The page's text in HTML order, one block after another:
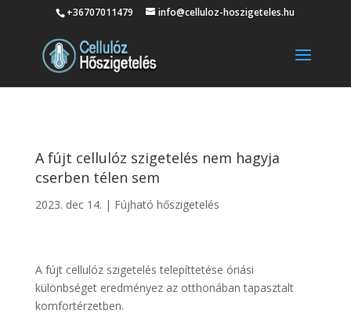
+36707011479 info@celluloz-hoszigeteles.hu
A fújt cellulóz szigetelés nem hagyja
cserben télen sem
2023. dec 14. | Fújható hőszigetelés
A fújt cellulóz szigetelés telepíttetése óriási
különbséget eredményez az otthonában tapasztalt
komfortérzetben.